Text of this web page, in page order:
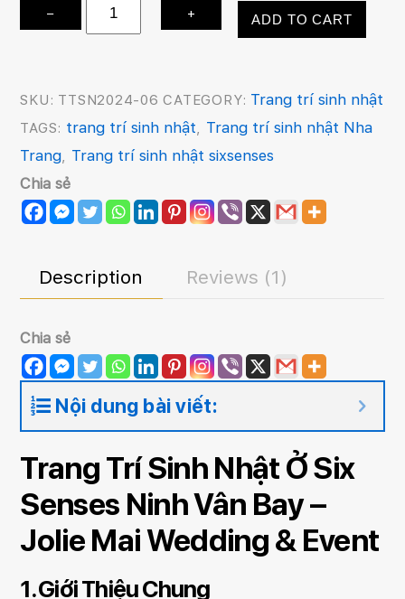
−
Trang
Trí
Senses
Ninh
Vân
quantity
+ ADD TO CART
SKU: TTSN2024-06 CATEGORY: Trang trí sinh nhật
TAGS: trang trí sinh nhật
Trang trí sinh nhật Nha
Trang Trang trí sinh nhật sixsenses
Chia sẻ
Description Reviews (1)
Chia sẻ
Nội dung bài viết:
Trang Trí Sinh Nhật Ở Six
Senses Ninh Vân Bay –
Jolie Mai Wedding & Event
1. Giới Thiệu Chung